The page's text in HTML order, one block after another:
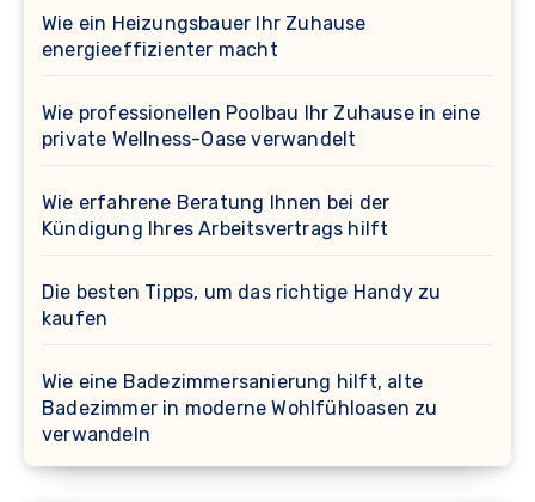
Wie ein Heizungsbauer Ihr Zuhause
energieeffizienter macht
Wie professionellen Poolbau Ihr Zuhause in eine
private Wellness-Oase verwandelt
Wie erfahrene Beratung Ihnen bei der
Kündigung Ihres Arbeitsvertrags hilft
Die besten Tipps, um das richtige Handy zu
kaufen
Wie eine Badezimmersanierung hilft, alte
Badezimmer in moderne Wohlfühloasen zu
verwandeln